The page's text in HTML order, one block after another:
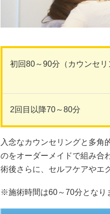
初回80～90分（カウンセリ
2回目以降70～80分
入念なカウンセリングと多角
のをオーダーメイドで組み合
術後さらに、セルフケアやエ
※施術時間は60～70分となり